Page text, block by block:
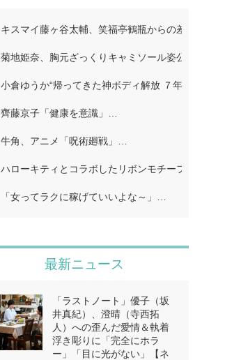
キスマイ藤ヶ谷太輔、笑福亭鶴瓶からの差し入れ公開
菊地姫奈、胸元ざっくりキャミソール姿公開「スタイ
小倉ゆうか“帰ってきた神ボディ解放 ７年ぶり「
齊藤京子「健康を意識」…
牛角、アニメ「呪術廻戦」…
ハローキティとコラボしたリボンモチーフのスイーツ
「女ってラクに稼げていいよな～」…
最新ニュース
「ラストノート」優子（坂
井真紀）、澄晴（寺西拓
人）への歪んだ愛情＆執着
浮き彫りに「完全にホラ
ー」「目に光がない」【ネ